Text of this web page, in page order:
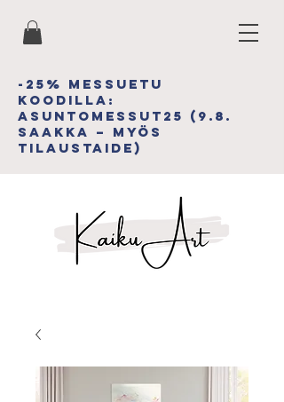
-25% MESSUETU
koodiLLA:
asuntomessut25 (9.8.
saakka – myös
tilAUSTAIDE)